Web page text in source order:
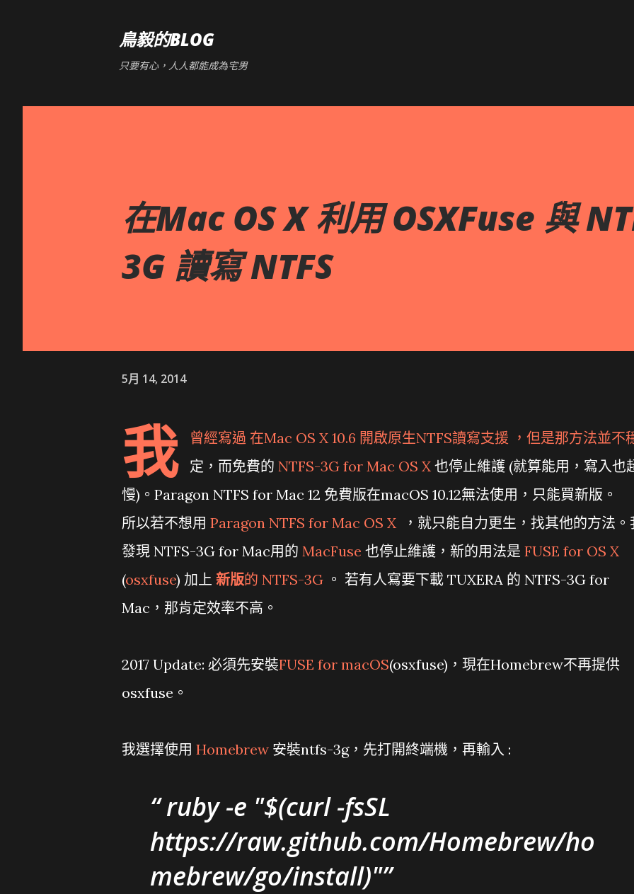
鳥毅的BLOG
只要有心，人人都能成為宅男
在Mac OS X 利用 OSXFuse 與
3G 讀寫 NTFS
5月 14, 2014
我 曾經寫過 在Mac OS X 10.6 開啟原生NTFS讀寫支援 ，但是那方法並不
定，而免費的 NTFS-3G for Mac OS X 也停止維護 (就算能用，寫入也
慢)。Paragon NTFS for Mac 12 免費版在macOS 10.12無法使用，只能買新版。
所以若不想用 Paragon NTFS for Mac OS X ，就只能自力更生，找其他的方法。
發現 NTFS-3G for Mac用的 MacFuse 也停止維護，新的用法是 FUSE for OS X
(osxfuse) 加上 新版的 NTFS-3G 。 若有人寫要下載 TUXERA 的 NTFS-3G for
Mac，那肯定效率不高。
2017 Update: 必須先安裝FUSE for macOS(osxfuse)，現在Homebrew不再提供
osxfuse。
我選擇使用 Homebrew 安裝ntfs-3g，先打開終端機，再輸入 :
ruby -e "$(curl -fsSL
https://raw.github.com/Homebrew/ho
mebrew/go/install)"